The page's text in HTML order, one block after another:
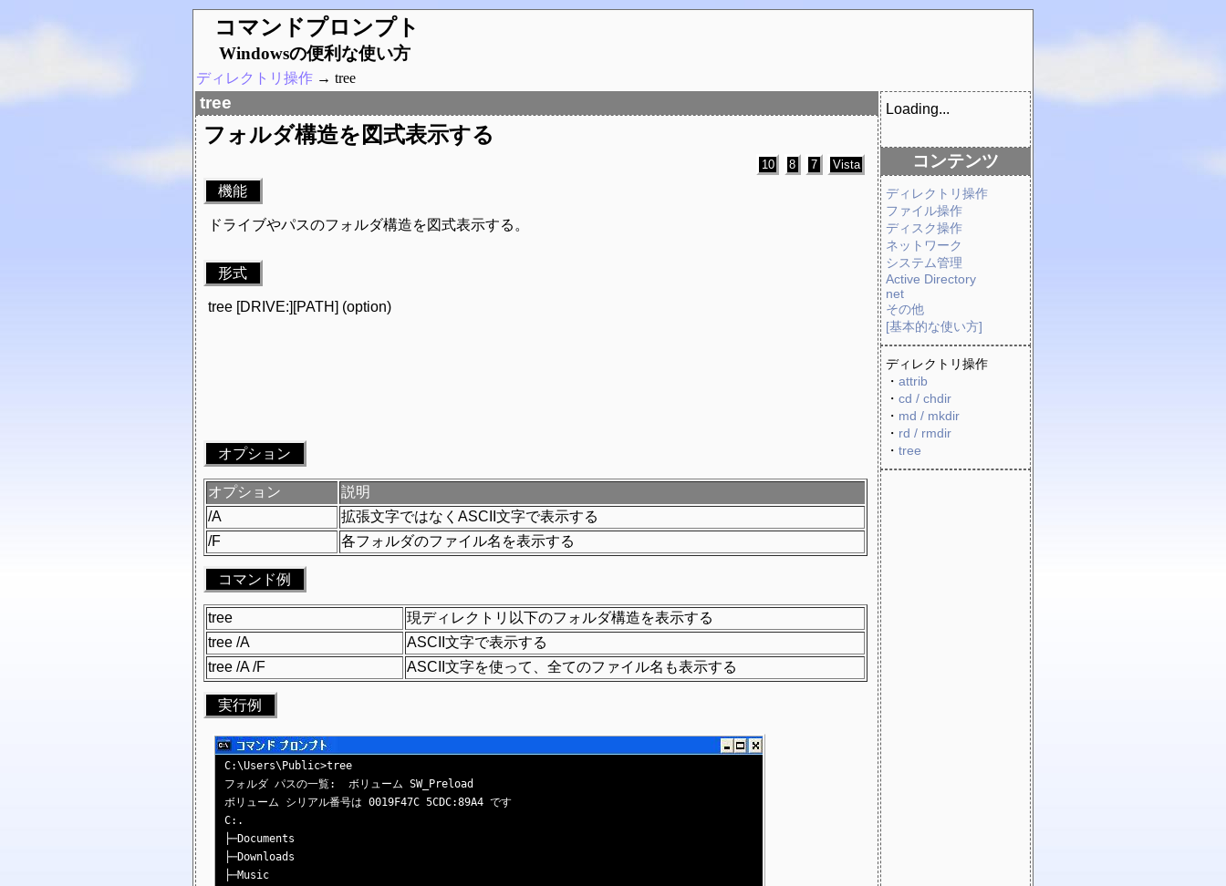
コマンドプロンプト
Windowsの便利な使い方
ディレクトリ操作 → tree
tree
フォルダ構造を図式表示する
Vista
7
8
10
機能
ドライブやパスのフォルダ構造を図式表示する。
形式
tree [DRIVE:][PATH] (option)
オプション
オプション
説明
/A
拡張文字ではなくASCII文字で表示する
/F
各フォルダのファイル名を表示する
コマンド例
tree
現ディレクトリ以下のフォルダ構造を表示する
tree /A
ASCII文字で表示する
tree /A /F
ASCII文字を使って、全てのファイル名も表示する
実行例
C:\Users\Public>tree
フォルダ パスの一覧:  ボリューム SW_Preload
ボリューム シリアル番号は 0019F47C 5CDC:89A4 です
C:.
├─Documents
├─Downloads
├─Music
Loading...
コンテンツ
ディレクトリ操作
ファイル操作
ディスク操作
ネットワーク
システム管理
Active Directory
net
その他
[基本的な使い方]
ディレクトリ操作
・ attrib
・ cd / chdir
・ md / mkdir
・ rd / rmdir
・ tree